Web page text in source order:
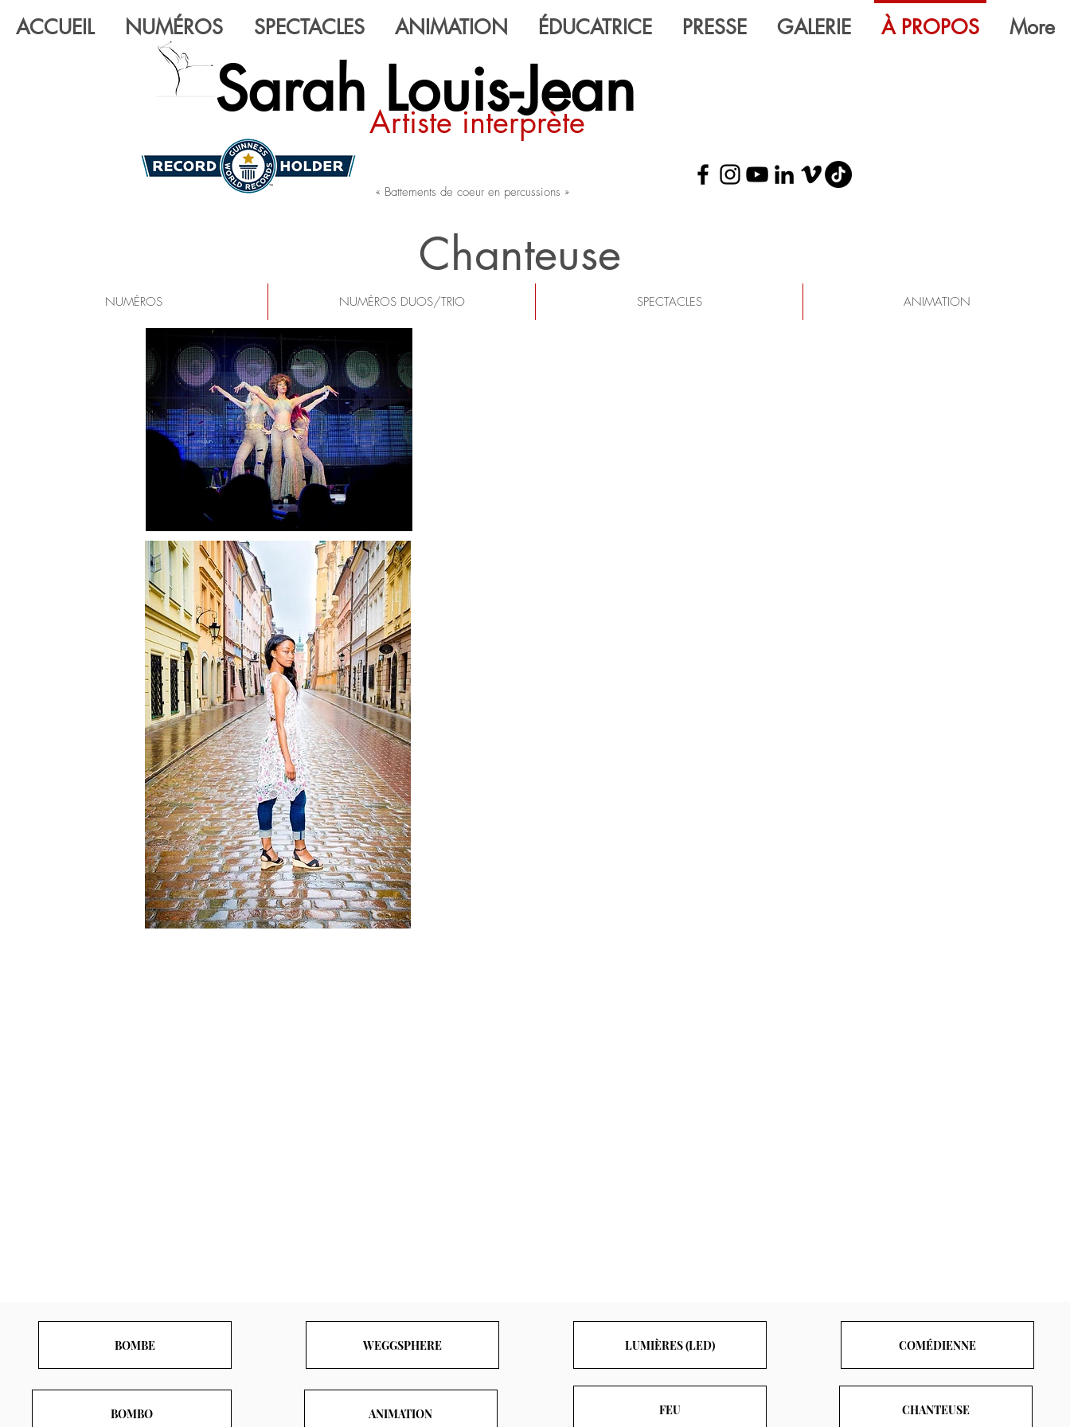
ACCUEIL NUMÉROS SPECTACLES ANIMATION ÉDUCATRICE PRESSE GALERIE À PROPOS More
Sarah Louis-Jean
Artiste interprète
« Battements de coeur en percussions »
Chanteuse
NUMÉROS NUMÉROS DUOS/TRIO SPECTACLES ANIMATION
BOMBE
BOMBO
WEGGSPHERE
ANIMATION
LUMIÈRES (LED)
FEU
COMÉDIENNE
CHANTEUSE